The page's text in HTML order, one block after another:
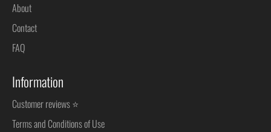
About
Contact
FAQ
Information
Customer reviews ⭐
Terms and Conditions of Use